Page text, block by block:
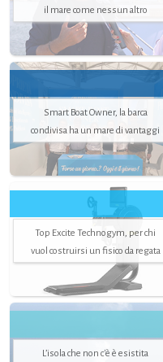
il mare come nessun altro
Smart Boat Owner, la barca
condivisa ha un mare di vantaggi
Top Excite Technogym, per chi
vuol costruirsi un fisico da regata
L’isola che non c'è è esistita